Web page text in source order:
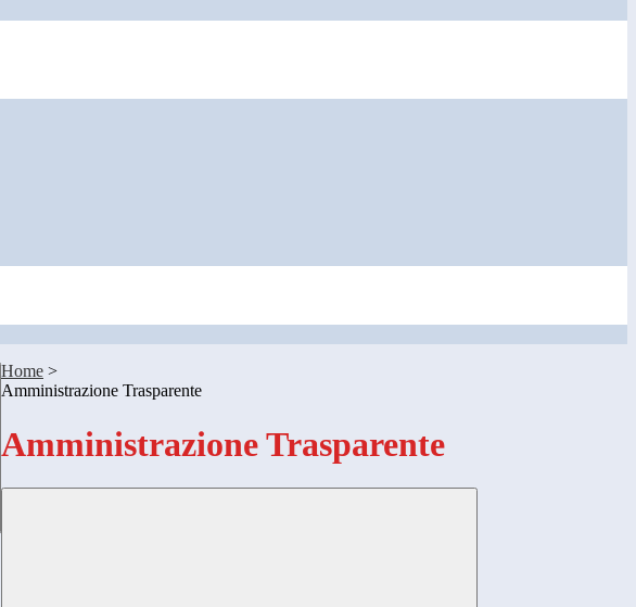
Home >
Amministrazione Trasparente
Amministrazione Trasparente